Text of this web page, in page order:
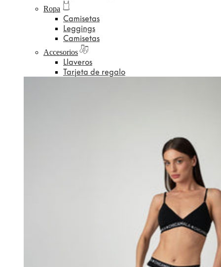
Ropa
Camisetas
Leggings
Camisetas
Accesorios
Llaveros
Tarjeta de regalo